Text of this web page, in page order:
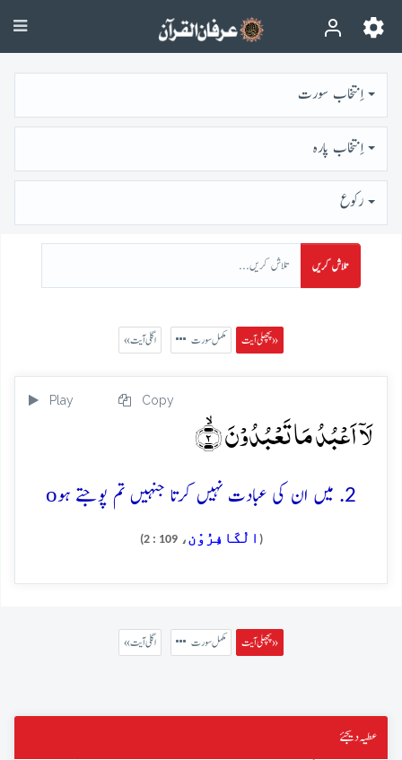
اِنتخاب سورت
اِنتخاب پارہ
رُكوع
تلاش کریں
پچھلی آیت » مکمل سورت « اگلی آیت
Play Copy
لَاۤ اَعۡبُدُ مَا تَعۡبُدُوۡنَ ۙ﴿۲﴾
2. میں ان کی عبادت نہیں کرتا جنہیں تم پوجتے ہو o
( الْکَافِرُوْن ، 109 : 2)
پچھلی آیت » مکمل سورت « اگلی آیت
عطیہ دیجئے